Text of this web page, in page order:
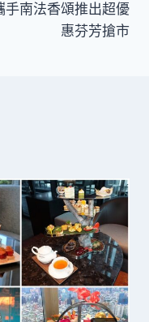
手南法香頌推出超優
惠芬芳搶市